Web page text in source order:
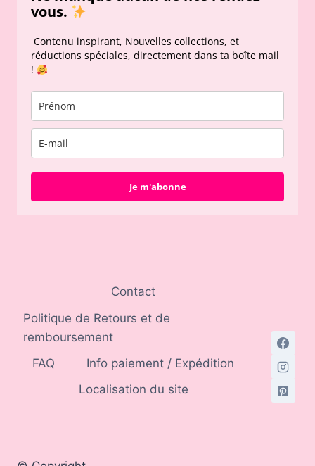
vous.
Contenu inspirant, Nouvelles collections, et
réductions spéciales, directement dans ta boîte mail
!
Je m'abonne
Contact
Politique de Retours et de
remboursement
FAQ
Info paiement / Expédition
Localisation du site